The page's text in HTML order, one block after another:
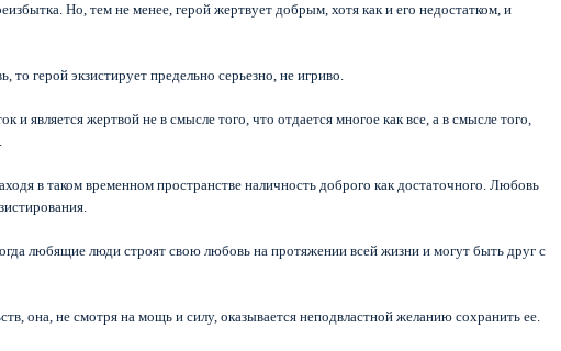
Но, тем не менее, герой жертвует добрым, хотя как и его недостатком, и
герой экзистирует предельно серьезно, не игриво.
жертвой не в смысле того, что отдается многое как все, а в смысле того,
в таком временном пространстве наличность доброго как достаточного. Любовь
любящие люди строят свою любовь на протяжении всей жизни и могут быть друг с
не смотря на мощь и силу, оказывается неподвластной желанию сохранить ее.